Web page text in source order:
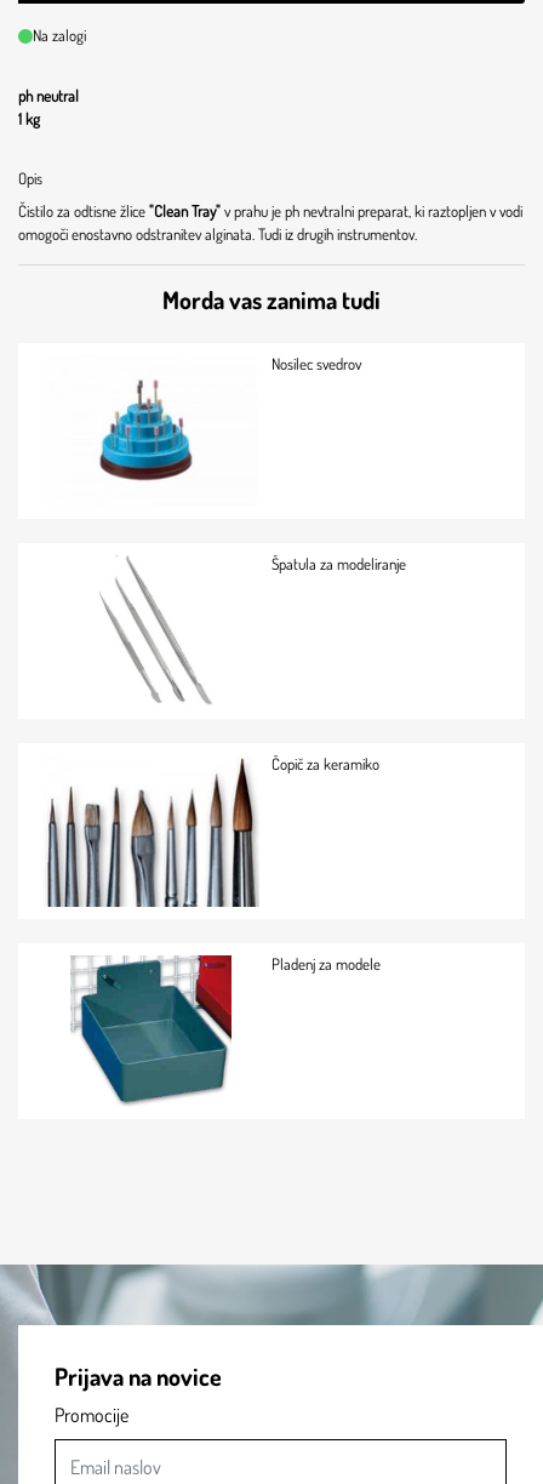
Na zalogi
ph neutral
1 kg
Opis
Čistilo za odtisne žlice"Clean Tray"v prahu je ph nevtralni preparat, ki raztopljen v vodi
omogoči enostavno odstranitev alginata. Tudi iz drugih instrumentov.
Morda vas zanima tudi
Nosilec svedrov
Špatula za modeliranje
Čopič za keramiko
Pladenj za modele
Prijava na novice
Promocije